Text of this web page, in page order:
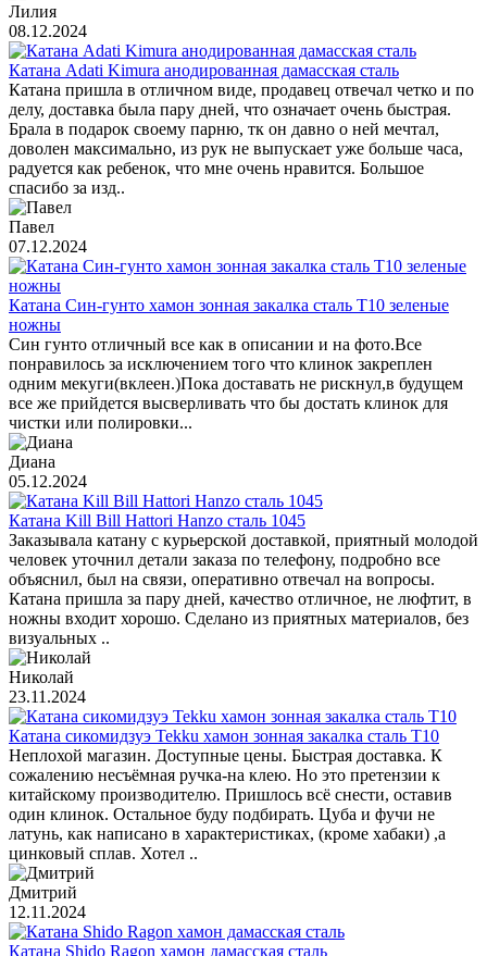
Лилия
08.12.2024
Катана Adati Kimura анодированная дамасская сталь
Катана пришла в отличном виде, продавец отвечал четко и по
делу, доставка была пару дней, что означает очень быстрая.
Брала в подарок своему парню, тк он давно о ней мечтал,
доволен максимально, из рук не выпускает уже больше часа,
радуется как ребенок, что мне очень нравится. Большое
спасибо за изд..
Павел
07.12.2024
Катана Син-гунто хамон зонная закалка сталь T10 зеленые
ножны
Син гунто отличный все как в описании и на фото.Все
понравилось за исключением того что клинок закреплен
одним мекуги(вклеен.)Пока доставать не рискнул,в будущем
все же прийдется высверливать что бы достать клинок для
чистки или полировки...
Диана
05.12.2024
Катана Kill Bill Hattori Hanzo сталь 1045
Заказывала катану с курьерской доставкой, приятный молодой
человек уточнил детали заказа по телефону, подробно все
объяснил, был на связи, оперативно отвечал на вопросы.
Катана пришла за пару дней, качество отличное, не люфтит, в
ножны входит хорошо. Сделано из приятных материалов, без
визуальных ..
Николай
23.11.2024
Катана сикомидзуэ Tekku хамон зонная закалка сталь T10
Неплохой магазин. Доступные цены. Быстрая доставка. К
сожалению несъёмная ручка-на клею. Но это претензии к
китайскому производителю. Пришлось всё снести, оставив
один клинок. Остальное буду подбирать. Цуба и фучи не
латунь, как написано в характеристиках, (кроме хабаки) ,а
цинковый сплав. Хотел ..
Дмитрий
12.11.2024
Катана Shido Ragon хамон дамасская сталь